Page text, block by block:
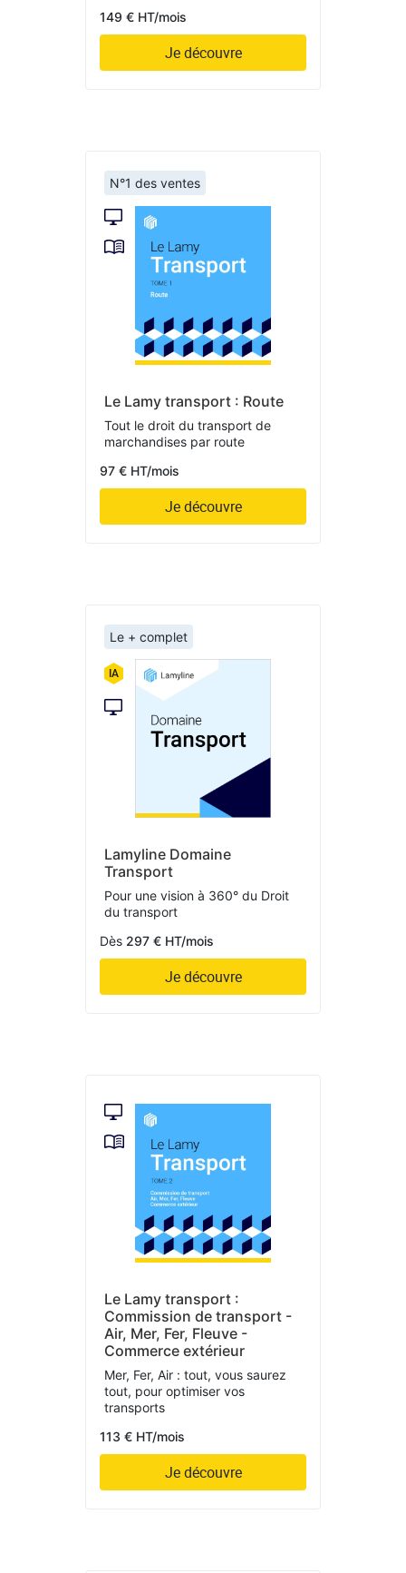
149 € HT/mois
Je découvre
N°1 des ventes
Le Lamy transport : Route
Tout le droit du transport de
marchandises par route
97 € HT/mois
Je découvre
Le + complet
Lamyline Domaine
Transport
Pour une vision à 360° du Droit
du transport
Dès 297 € HT/mois
Je découvre
Le Lamy transport :
Commission de transport -
Air, Mer, Fer, Fleuve -
Commerce extérieur
Mer, Fer, Air : tout, vous saurez
tout, pour optimiser vos
transports
113 € HT/mois
Je découvre